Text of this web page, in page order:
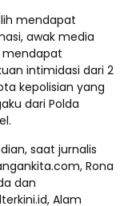
mendapat
awak media
mendapat
intimidasi dari 2
kepolisian yang
dari Polda
saat jurnalis
Rona
dan
Alam